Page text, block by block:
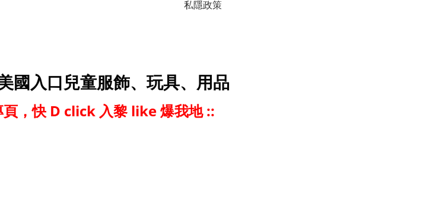
私隱政策
國入口兒童服飾、玩具、用品
，快 D click 入黎 like 爆我地 ::